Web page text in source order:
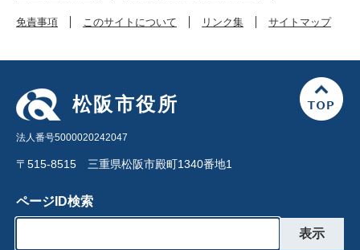
免責事項 このサイトについて リンク集 サイトマップ
松阪市役所
法人番号5000020242047
〒515-8515 三重県松阪市殿町1340番地1
ページID検索